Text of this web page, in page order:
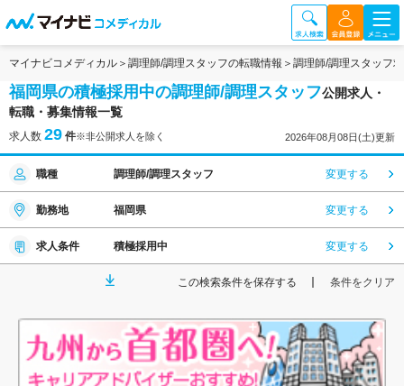
マイナビコメディカル 調理師/調理スタッフの転職情報 調理師/調理スタッフ
福岡県の積極採用中の調理師/調理スタッフ公開求人・
転職・募集情報一覧
求人数 29 件※非公開求人を除く 2026年08月08日(土)更新
職種 調理師/調理スタッフ 変更する
勤務地 福岡県 変更する
求人条件 積極採用中 変更する
この検索条件を保存する 条件をクリア